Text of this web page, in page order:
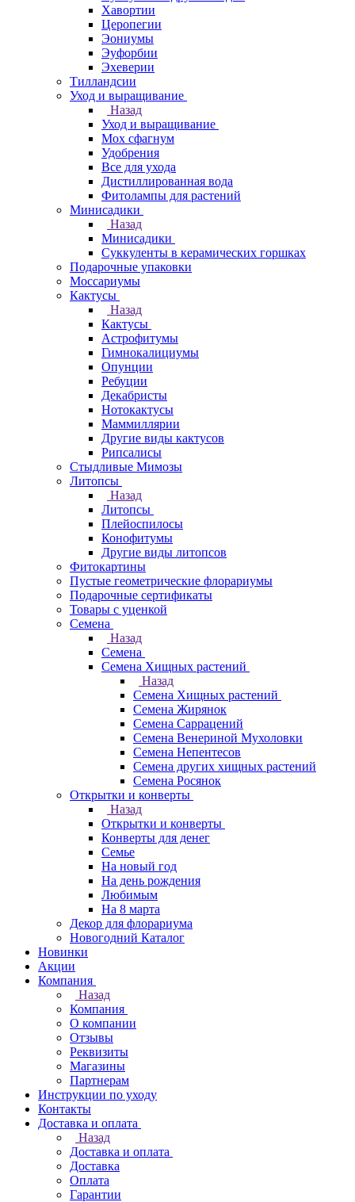
Хавортии
Церопегии
Эониумы
Эуфорбии
Эхеверии
Тилландсии
Уход и выращивание
Назад
Уход и выращивание
Мох сфагнум
Удобрения
Все для ухода
Дистиллированная вода
Фитолампы для растений
Минисадики
Назад
Минисадики
Суккуленты в керамических горшках
Подарочные упаковки
Моссариумы
Кактусы
Назад
Кактусы
Астрофитумы
Гимнокалициумы
Опунции
Ребуции
Декабристы
Нотокактусы
Маммиллярии
Другие виды кактусов
Рипсалисы
Стыдливые Мимозы
Литопсы
Назад
Литопсы
Плейоспилосы
Конофитумы
Другие виды литопсов
Фитокартины
Пустые геометрические флорариумы
Подарочные сертификаты
Товары с уценкой
Семена
Назад
Семена
Семена Хищных растений
Назад
Семена Хищных растений
Семена Жирянок
Семена Саррацений
Семена Венериной Мухоловки
Семена Непентесов
Семена других хищных растений
Семена Росянок
Открытки и конверты
Назад
Открытки и конверты
Конверты для денег
Семье
На новый год
На день рождения
Любимым
На 8 марта
Декор для флорариума
Новогодний Каталог
Новинки
Акции
Компания
Назад
Компания
О компании
Отзывы
Реквизиты
Магазины
Партнерам
Инструкции по уходу
Контакты
Доставка и оплата
Назад
Доставка и оплата
Доставка
Оплата
Гарантии